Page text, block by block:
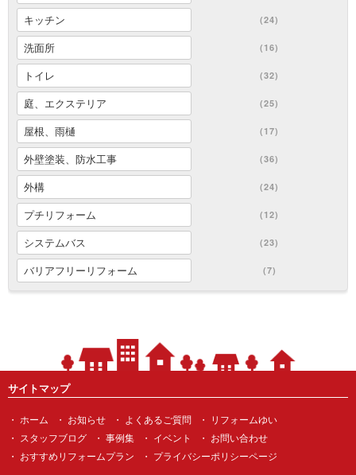
キッチン (24)
洗面所 (16)
トイレ (32)
庭、エクステリア (25)
屋根、雨樋 (17)
外壁塗装、防水工事 (36)
外構 (24)
プチリフォーム (12)
システムバス (23)
バリアフリーリフォーム (7)
サイトマップ
ホーム お知らせ よくあるご質問
リフォームゆい
スタッフブログ
事例集 イベント
お問い合わせ
おすすめリフォームプラン
プライバシーポリシーページ